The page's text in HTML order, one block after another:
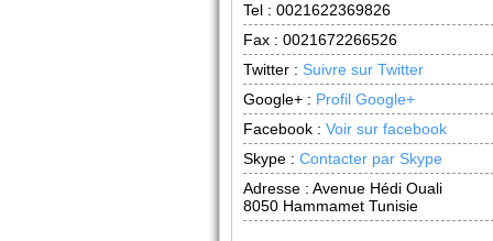
Tel : 0021622369826
Fax : 0021672266526
Twitter : Suivre sur Twitter
Google+ : Profil Google+
Facebook : Voir sur facebook
Skype : Contacter par Skype
Adresse : Avenue Hédi Ouali
8050 Hammamet Tunisie